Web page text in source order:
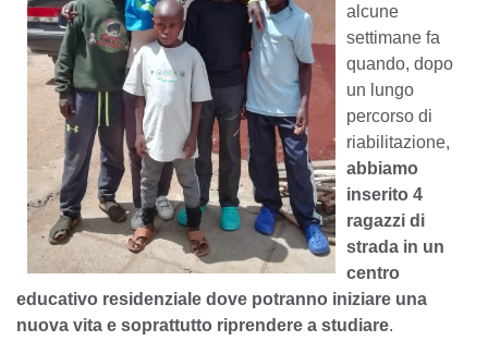
alcune
settimane fa
quando, dopo
un lungo
percorso di
riabilitazione,
abbiamo
inserito 4
ragazzi di
strada in un
centro
educativo residenziale dove potranno iniziare una
nuova vita e soprattutto riprendere a studiare.